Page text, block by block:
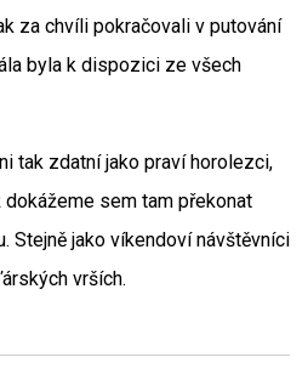
za chvíli pokračovali v putování
byla k dispozici ze všech
tak zdatní jako praví horolezci,
sem tam překonat
Stejně jako víkendoví návštěvníci
vrších.